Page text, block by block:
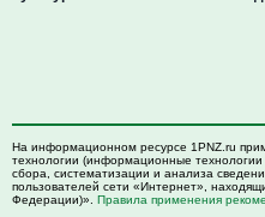
На информационном ресурсе 1PNZ.ru
технологии (информационные
сбора, систематизации и анализа
пользователей сети «Интернет»,
Федерации)». Правила применения